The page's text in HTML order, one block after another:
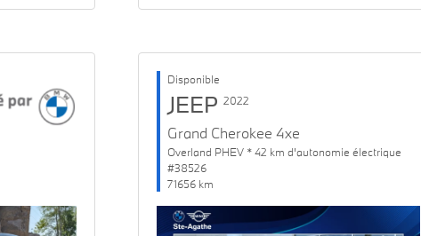
Disponible
JEEP 2022
Grand Cherokee 4xe
Overland PHEV * 42 km d'autonomie électrique
#38526
71656 km